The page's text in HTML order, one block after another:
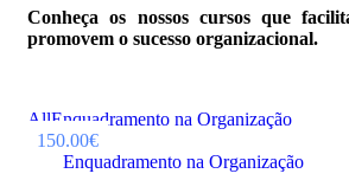
Conheça os nossos cursos que
promovem o sucesso organizacional.
AllEnquadramento na Organização
150.00€
Enquadramento na Organização